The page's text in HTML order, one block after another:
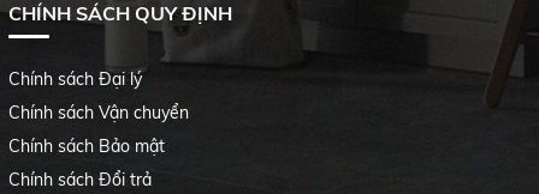
CHÍNH SÁCH QUY ĐỊNH
Chính sách Đại lý
Chính sách Vận chuyển
Chính sách Bảo mật
Chính sách Đổi trả